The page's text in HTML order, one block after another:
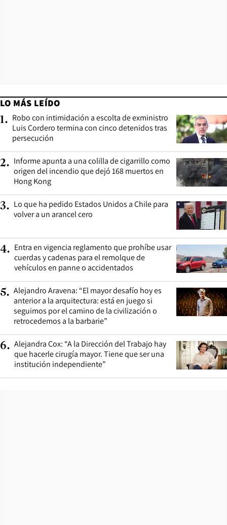
LO MÁS LEÍDO
1. Robo con intimidación a escolta de exministro
Luis Cordero termina con cinco detenidos tras
persecución
2. Informe apunta a una colilla de cigarrillo como
origen del incendio que dejó 168 muertos en
Hong Kong
3. Lo que ha pedido Estados Unidos a Chile para
volver a un arancel cero
4. Entra en vigencia reglamento que prohíbe usar
cuerdas y cadenas para el remolque de
vehículos en panne o accidentados
5. Alejandro Aravena: “El mayor desafío hoy es
anterior a la arquitectura: está en juego si
seguimos por el camino de la civilización o
retrocedemos a la barbarie”
6. Alejandra Cox: “A la Dirección del Trabajo hay
que hacerle cirugía mayor. Tiene que ser una
institución independiente”